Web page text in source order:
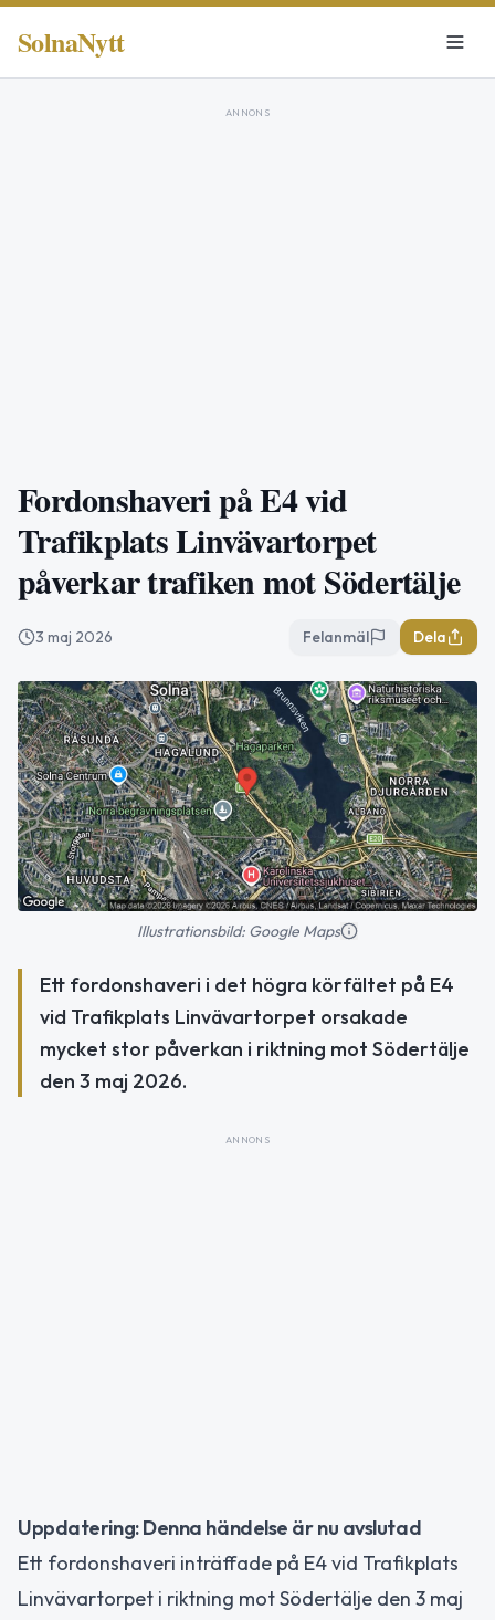
SolnaNytt
ANNONS
Fordonshaveri på E4 vid
Trafikplats Linvävartorpet
påverkar trafiken mot Södertälje
3 maj 2026 Felanmäl Dela
Illustrationsbild: Google Maps
Ett fordonshaveri i det högra körfältet på E4
vid Trafikplats Linvävartorpet orsakade
mycket stor påverkan i riktning mot Södertälje
den 3 maj 2026.
ANNONS
Uppdatering: Denna händelse är nu avslutad
Ett fordonshaveri inträffade på E4 vid Trafikplats
Linvävartorpet i riktning mot Södertälje den 3 maj